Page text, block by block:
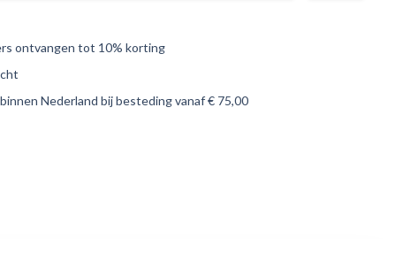
ontvangen tot 10% korting
Nederland bij besteding vanaf € 75,00